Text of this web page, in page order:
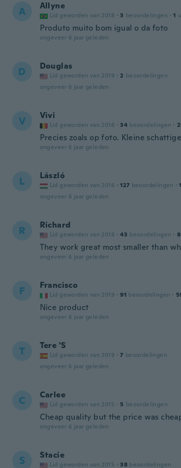
A Allyne
Lid geworden van 2018 · 3 beoordelingen · 1
Produto muito bom igual o da foto
ongeveer 6 jaar geleden
D Douglas
Lid geworden van 2019 · 2 beoordelingen
ongeveer 6 jaar geleden
V Vivi
Lid geworden van 2016 · 34 beoordelingen ·
Precies zoals op foto. Kleine
ongeveer 6 jaar geleden
L László
Lid geworden van 2016 · 127 beoordelingen ·
ongeveer 6 jaar geleden
R Richard
Lid geworden van 2018 · 43 beoordelingen · 8
They work great most smaller than
ongeveer 6 jaar geleden
F Francisco
Lid geworden van 2019 · 91 beoordelingen ·
Nice product
ongeveer 6 jaar geleden
T Tere 'S
Lid geworden van 2019 · 7 beoordelingen
ongeveer 6 jaar geleden
C Carlee
Lid geworden van 2015 · 5 beoordelingen
Cheap quality but the price was
ongeveer 6 jaar geleden
S Stacie
Lid geworden van 2015 · 38 beoordelingen